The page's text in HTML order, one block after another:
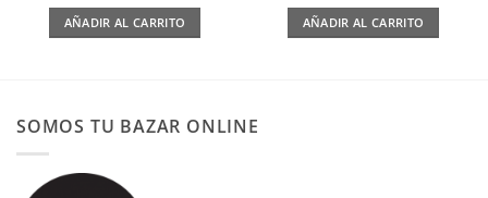
AÑADIR AL CARRITO AÑADIR AL CARRITO
SOMOS TU BAZAR ONLINE